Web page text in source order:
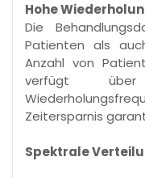
Hohe
Die
Patienten als
Anzahl von
verfügt
Zeitersparnis
Spektrale